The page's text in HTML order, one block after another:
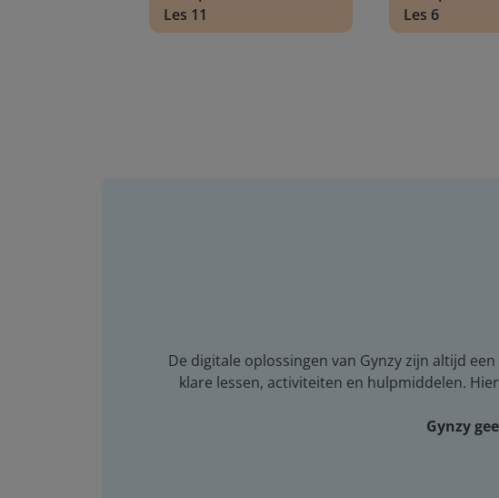
Les 11
Les 6
De digitale oplossingen van Gynzy zijn altijd
klare lessen, activiteiten en hulpmiddelen.
Gynzy